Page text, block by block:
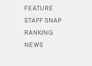
FEATURE
STAFF SNAP
RANKING
NEWS